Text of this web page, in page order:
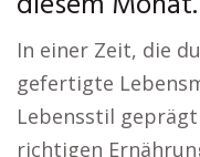
In einer Zeit, die
gefertigte
Lebensstil
richtigen